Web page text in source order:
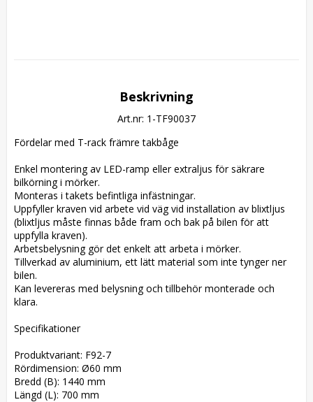
Beskrivning
Art.nr: 1-TF90037
Fördelar med T-rack främre takbåge
Enkel montering av LED-ramp eller extraljus för säkrare
bilkörning i mörker.
Monteras i takets befintliga infästningar.
Uppfyller kraven vid arbete vid väg vid installation av blixtljus
(blixtljus måste finnas både fram och bak på bilen för att
uppfylla kraven).
Arbetsbelysning gör det enkelt att arbeta i mörker.
Tillverkad av aluminium, ett lätt material som inte tynger ner
bilen.
Kan levereras med belysning och tillbehör monterade och
klara.
Specifikationer
Produktvariant: F92-7
Rördimension: Ø60 mm
Bredd (B): 1440 mm
Längd (L): 700 mm